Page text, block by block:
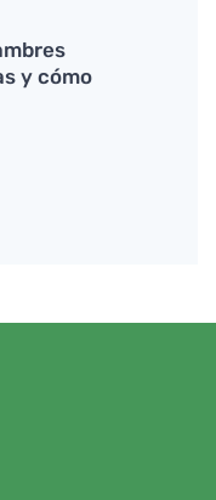
y cómo